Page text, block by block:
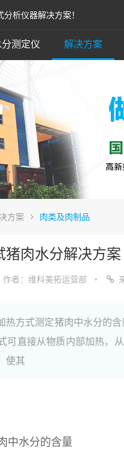
分析仪器解决方案！
测定仪 解决方案
方案 肉类及肉制品
猪肉水分解决方案
作者：维科美拓运营部
热方式测定猪肉中水分的
可直接从物质内部加热，
使其
中水分的含量